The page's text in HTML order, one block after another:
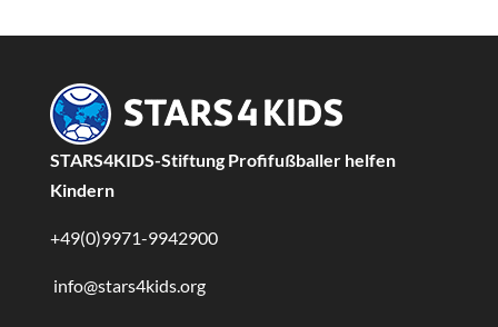
STARS4KIDS-Stiftung Profifußballer helfen
Kindern
+49(0)9971-9942900
info@stars4kids.org